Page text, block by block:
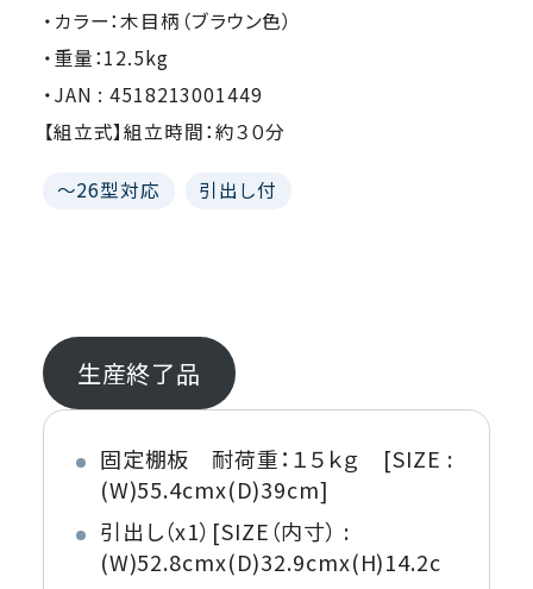
・カラー：木目柄（ブラウン色）
・重量：12.5kg
・JAN : 4518213001449
【組立式】組立時間：約３０分
～26型対応 引出し付
生産終了品
固定棚板 耐荷重：１５ｋｇ [SIZE :
(W)55.4cmx(D)39cm]
引出し（x1）[SIZE（内寸） :
(W)52.8cmx(D)32.9cmx(H)14.2c